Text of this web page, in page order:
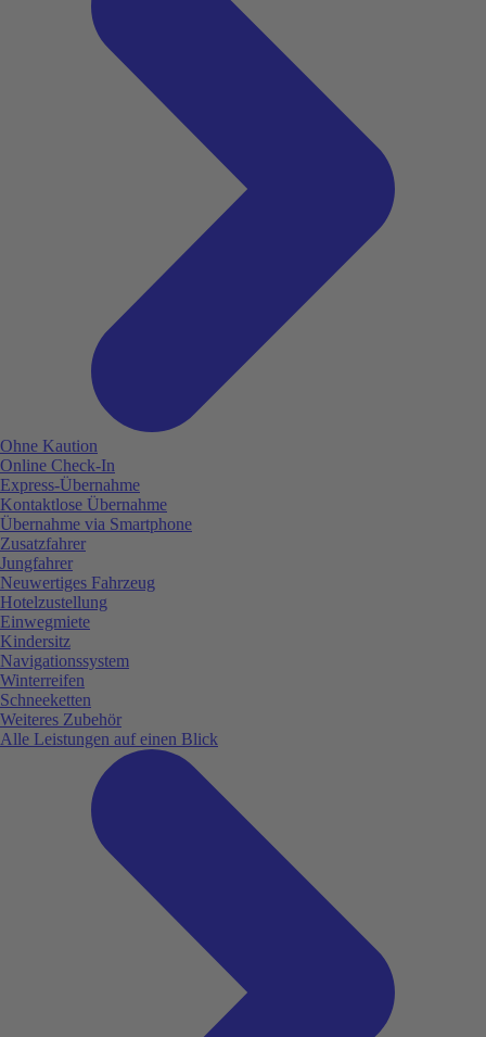
Ohne Kaution
Online Check-In
Express-Übernahme
Kontaktlose Übernahme
Übernahme via Smartphone
Zusatzfahrer
Jungfahrer
Neuwertiges Fahrzeug
Hotelzustellung
Einwegmiete
Kindersitz
Navigationssystem
Winterreifen
Schneeketten
Weiteres Zubehör
Alle Leistungen auf einen Blick